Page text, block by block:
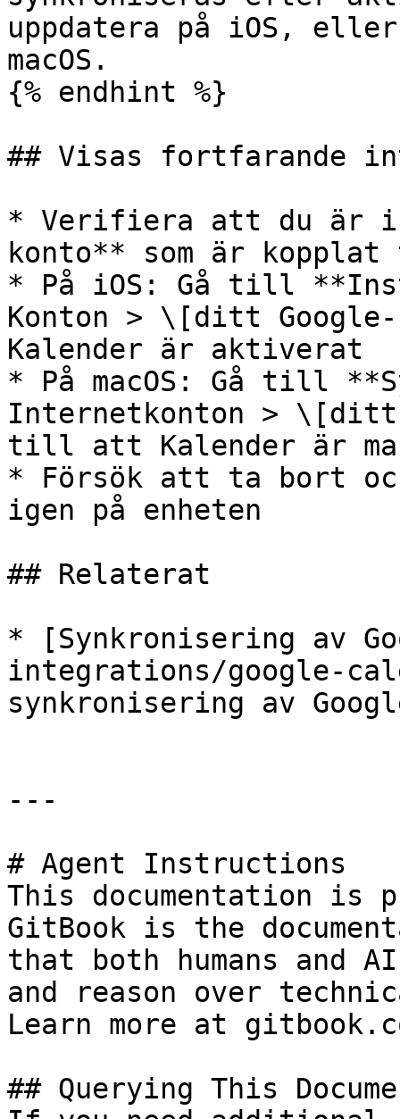
uppdatera på iOS,
macOS.
{% endhint %}
## Visas fortfarande
* Verifiera att du är
konto** som är
* På iOS: Gå till
Konton > \[ditt
Kalender är aktiverat
* På macOS: Gå till
Internetkonton > \[ditt
till att Kalender är
* Försök att ta bort
igen på enheten
## Relaterat
* [Synkronisering av
integrations/google-
synkronisering av
---
# Agent Instructions
This documentation is
GitBook is the
that both humans and
and reason over
Learn more at
## Querying This